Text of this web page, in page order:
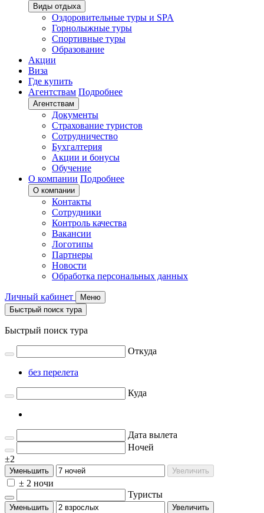
Виды отдыха
Оздоровительные туры и SPA
Горнолыжные туры
Спортивные туры
Образование
Акции
Виза
Где купить
Агентствам Подробнее
Агентствам
Документы
Страхование туристов
Сотрудничество
Бухгалтерия
Акции и бонусы
Обучение
О компании Подробнее
О компании
Контакты
Сотрудники
Контроль качества
Вакансии
Логотипы
Партнеры
Новости
Обработка персональных данных
Личный кабинет
Меню
Быстрый поиск тура
Быстрый поиск тура
Откуда
без перелета
Куда
Дата вылета
Ночей
±2
Уменьшить Увеличить
± 2 ночи
Туристы
Уменьшить Увеличить